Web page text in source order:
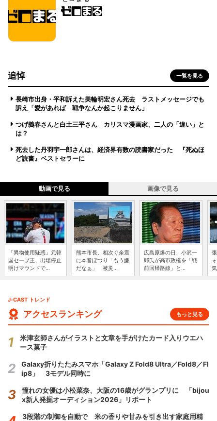
追悼 一覧を見る
長崎市出身・平和訴えた美輪明宏さん死去 ラストメッセージでも
訴え「愛があれば 戦争なんか起こりません」
つげ義春さんと白土三平さん カリスマ漫画家、二人の「違い」と
は？
死去した丹羽宇一郎さんは、経済界有数の読書家だった 『死ぬほ
ど読書』ベストセラーに
動画で見る 画像で見る
「異物使用疑惑」元韓
国セーブ王、出場停止
明けマウンドで...
熊本市長、相次ぐ余震
に本音ぽつり「もう嫌
だなぁ」 被災...
広島原爆の日、小沢一
郎氏が高市政権を「戦
前回帰路線」と...
J-CAST トレンド
アクセスランキング もっと見る
米津玄師さんがイラストと文章を手がけたカード入りウエハ
ース菓子
Galaxy折りたたみスマホ「Galaxy Z Fold8 Ultra／Fold8／Fl
ip8」 3モデル同時に
憧れの女優は小松菜奈、大阪の16歳がグランプリに 「bijou
x新人発掘オーディション2026」リポート
3段階の制御を自動で 米の香りや甘みを引き出す家庭用精